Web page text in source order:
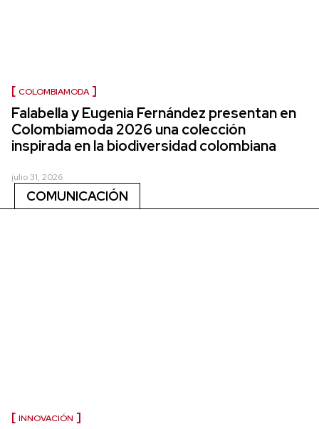
COLOMBIAMODA
Falabella y Eugenia Fernández presentan en
Colombiamoda 2026 una colección
inspirada en la biodiversidad colombiana
julio 31, 2026
COMUNICACIÓN
INNOVACIÓN